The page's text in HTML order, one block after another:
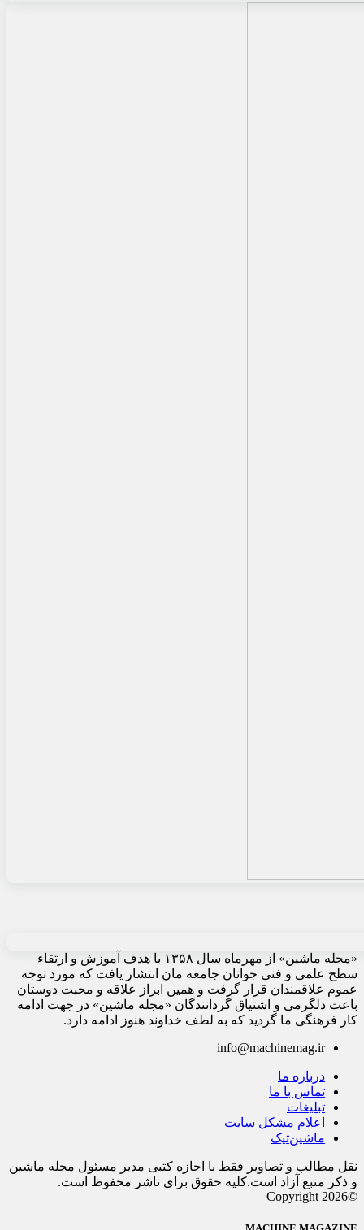
«مجله ماشین» از مهرماه سال ۱۳۵۸ با هدف آموزش و ارتقاء
سطح علمی و فنی جوانان جامعه مان انتشار یافت که مورد توجه
عموم علاقمندان قرار گرفت و همین ابراز علاقه و محبت دوستان
باعث دلگرمی و اشتیاق گردانندگان «مجله ماشین» در جهت ادامه
کار فرهنگی ما گردید که به لطف خداوند هنوز ادامه دارد.
info@machinemag.ir
درباره ما
تماس با ما
تبلیغات
اعلام مشکل سایت
ماشین‌تیک
نقل مطالب و تصاویر فقط با اجازه کتبی مدیر مسئول مجله ماشین
و ذکر منبع آزاد است.کلیه حقوق برای ناشر محفوظ است.
©Copyright 2026